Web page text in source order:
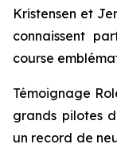
Kristensen et
connaissent
course
Témoignage
grands pilotes
un record de